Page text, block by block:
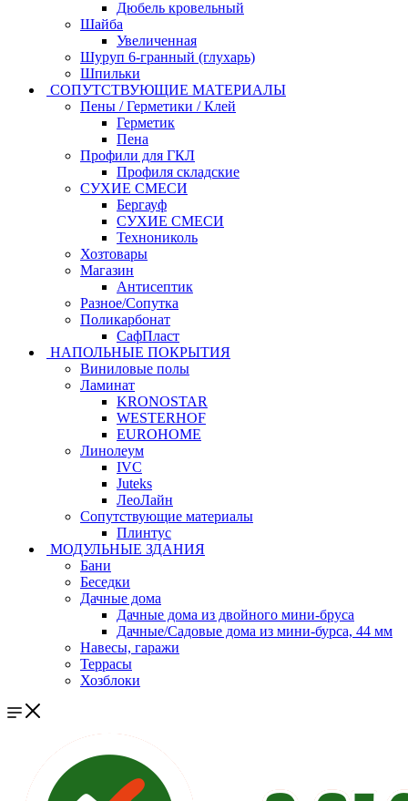
Дюбель кровельный
Шайба
Увеличенная
Шуруп 6-гранный (глухарь)
Шпильки
СОПУТСТВУЮЩИЕ МАТЕРИАЛЫ
Пены / Герметики / Клей
Герметик
Пена
Профили для ГКЛ
Профиля складские
СУХИЕ СМЕСИ
Бергауф
СУХИЕ СМЕСИ
Технониколь
Хозтовары
Магазин
Антисептик
Разное/Сопутка
Поликарбонат
СафПласт
НАПОЛЬНЫЕ ПОКРЫТИЯ
Виниловые полы
Ламинат
KRONOSTAR
WESTERHOF
EUROHOME
Линолеум
IVC
Juteks
ЛеоЛайн
Сопутствующие материалы
Плинтус
МОДУЛЬНЫЕ ЗДАНИЯ
Бани
Беседки
Дачные дома
Дачные дома из двойного мини-бруса
Дачные/Садовые дома из мини-бурса, 44 мм
Навесы, гаражи
Террасы
Хозблоки